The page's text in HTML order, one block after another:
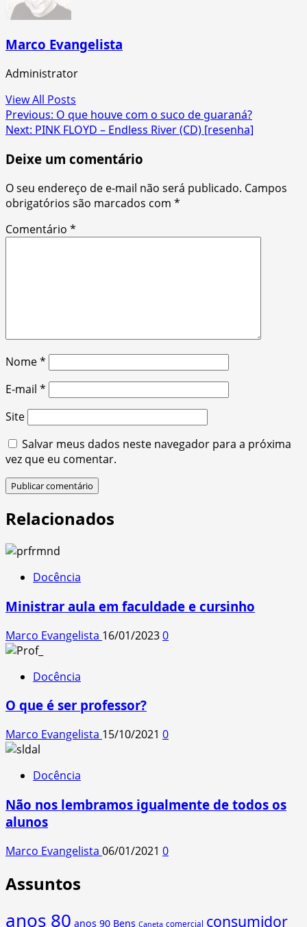
Marco Evangelista
Administrator
View All Posts
Post
navigation
Previous: O que houve com o suco de guaraná?
Next: PINK FLOYD – Endless River (CD) [resenha]
Deixe um comentário
O seu endereço de e-mail não será publicado. Campos
obrigatórios são marcados com *
Comentário *
Nome*
E-mail *
Site
Salvar meus dados neste navegador para a próxima
vez que eu comentar.
Relacionados
Docência
Ministrar aula em faculdade e cursinho
Marco Evangelista 16/01/20230
Docência
O que é ser professor?
Marco Evangelista 15/10/2021 0
Docência
Não nos lembramos igualmente de todos os
alunos
Marco Evangelista 06/01/2021 0
Assuntos
anos 80 anos 90 Bens Caneta comercial consumidor